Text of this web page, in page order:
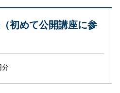
初めて公開講座に参
分